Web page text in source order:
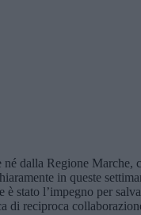
dalla Regione Marche,
in queste
stato l’impegno per
di reciproca